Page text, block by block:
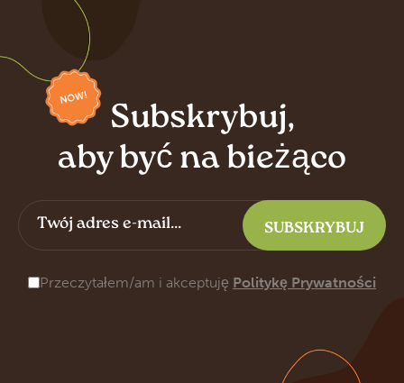
Subskrybuj,
aby być na bieżąco
Przeczytałem/am i akceptuję Politykę Prywatności